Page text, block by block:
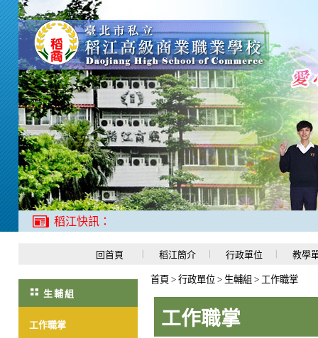
稻江快訊：
回首頁 稻江簡介 行政單位 教學
生輔組
工作職掌
首頁 > 行政單位 > 生輔組 > 工作職掌
工作職掌